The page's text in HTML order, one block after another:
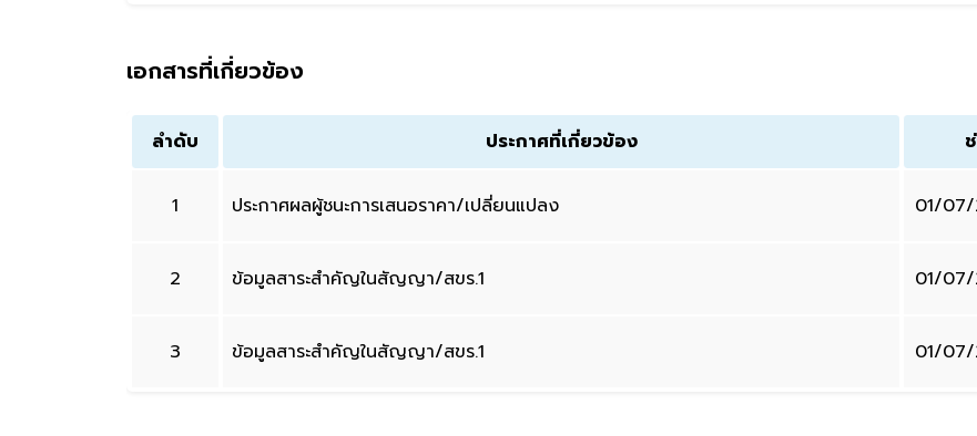
เอกสารที่เกี่ยวข้อง
ลำดับ ประกาศที่เกี่ยวข้อง
1 ประกาศผลผู้ชนะการเสนอราคา/เปลี่ยนแปลง 01/
2 ข้อมูลสาระสำคัญในสัญญา/สขร.1 01/
3 ข้อมูลสาระสำคัญในสัญญา/สขร.1 01/